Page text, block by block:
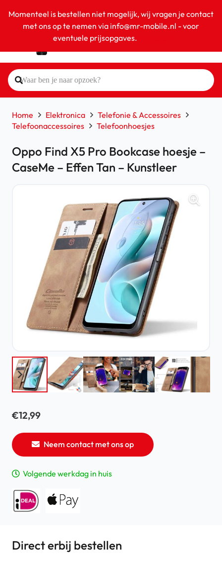
Momenteel is bestellen niet mogelijk, wij vragen je contact
met ons op te nemen via info@mr-mobile.nl - voor
eventuele prijsopgaves.
Home Elektronica
Telefonie & Accessoires
Telefoonaccessoires
Telefoonhoesjes
Oppo Find X5 Pro Bookcase hoesje –
CaseMe – Effen Tan – Kunstleer
€12,99
Neem contact met ons op
Volgende werkdag in huis
Direct erbij bestellen